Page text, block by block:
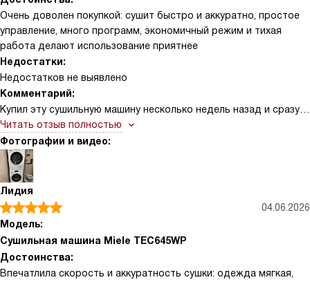
воды легко чистить, накопления минимальны. Машина почти не
шумит, это важно для квартиры.
Очень доволен покупкой: сушит быстро и аккуратно, простое
управление, много программ, экономичный режим и тихая
работа делают использование приятнее
Недостатки:
Недостатков не выявлено
Комментарий:
Купил эту сушильную машину несколько недель назад и сразу
заметил, как облегчилась рутина по уходу за одеждой.
Управление понятное и логичное, панели не нужно долго
изучать — выбираешь программу по типу ткани и степени
влажности, а датчики сами отключают процесс, когда уровень
готовности достигнут. Барабан вместительный, вещи не
мнутся и после стирки остаются мягкими, что сильно
сократило время глажки. Особенно понравились бережные
режимы для деликатных тканей и спецпрограммы для
спортивной одежды и обуви — всё выходит сухим, но без
усадки и потертостей.
Читать отзыв полностью
Фотографии и видео:
Лидия
04.06.2026
Модель:
Сушильная машина Miele TEC645WP
Достоинства:
Впечатлила скорость и аккуратность сушки: одежда мягкая,